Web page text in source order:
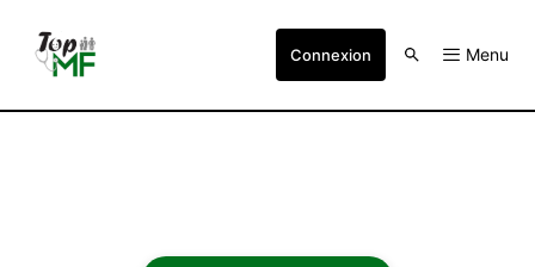
Connexion Menu